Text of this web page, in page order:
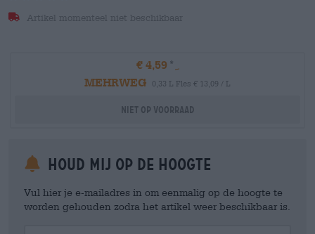
Artikel momenteel niet beschikbaar
€ 4,59
MEHRWEG
0,33 L Fles € 13,09 / L
Niet op voorraad
Houd mij op de hoogte
Vul hier je e-mailadres in om eenmalig op de hoogte te
worden gehouden zodra het artikel weer beschikbaar is.